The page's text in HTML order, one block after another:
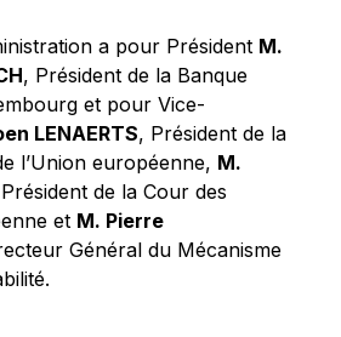
a pour Président M.
, Président de la Banque
et pour Vice-
LENAERTS, Président de la
l’Union européenne, M.
de la Cour des
et M. Pierre
Général du Mécanisme